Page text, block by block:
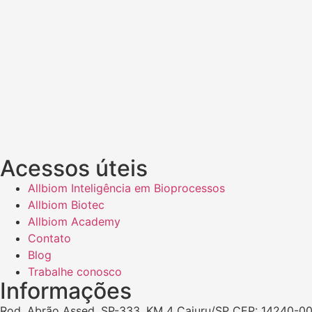
Acessos úteis
Allbiom Inteligência em Bioprocessos
Allbiom Biotec
Allbiom Academy
Contato
Blog
Trabalhe conosco
Informações